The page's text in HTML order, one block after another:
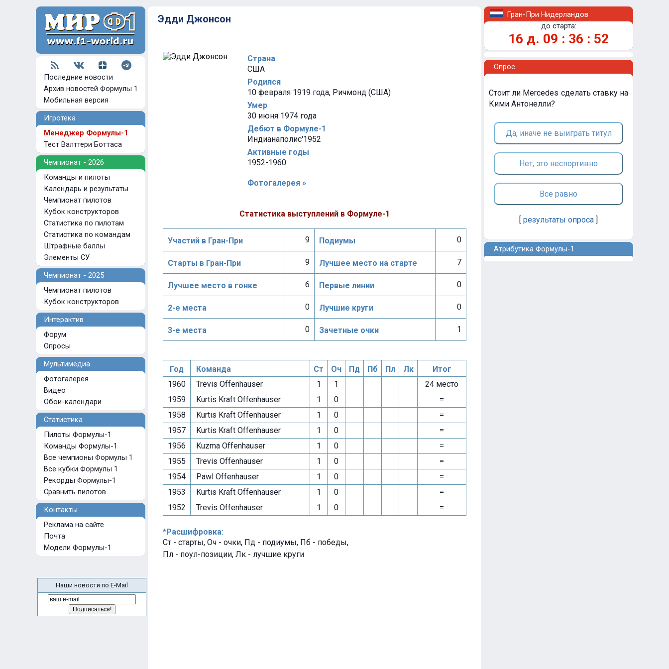
Последние новости
Архив новостей Формулы 1
Мобильная версия
Игротека
Менеджер Формулы-1
Тест Валттери Боттаса
Чемпионат - 2026
Команды и пилоты
Календарь и результаты
Чемпионат пилотов
Кубок конструкторов
Статистика по пилотам
Статистика по командам
Штрафные баллы
Элементы СУ
Чемпионат - 2025
Чемпионат пилотов
Кубок конструкторов
Интерактив
Форум
Опросы
Мультимедиа
Фотогалерея
Видео
Обои-календари
Статистика
Пилоты Формулы-1
Команды Формулы-1
Все чемпионы Формулы 1
Все кубки Формулы 1
Рекорды Формулы-1
Сравнить пилотов
Контакты
Реклама на сайте
Почта
Модели Формулы-1
Наши новости по E-Mail
Эдди Джонсон
Страна
США
Родился
10 февраля 1919 года, Ричмонд (США)
Умер
30 июня 1974 года
Дебют в Формуле-1
Индианаполис'1952
Активные годы
1952-1960
Фотогалерея »
Статистика выступлений в Формуле-1
Участий в Гран-При 9 Подиумы 0
Старты в Гран-При 9 Лучшее место на старте 7
Лучшее место в гонке 6 Первые линии 0
2-е места 0 Лучшие круги 0
3-е места 0 Зачетные очки 1
Год Команда Ст Оч Пд Пб Пл Лк
Итог
1960
Trevis Offenhauser 1 1
24 место
1959
Kurtis Kraft Offenhauser 1 0
=
1958
Kurtis Kraft Offenhauser 1 0
=
1957
Kurtis Kraft Offenhauser 1 0
=
1956
Kuzma Offenhauser 1 0
=
1955
Trevis Offenhauser 1 0
=
1954
Pawl Offenhauser 1 0
=
1953
Kurtis Kraft Offenhauser 1 0
=
1952
Trevis Offenhauser 1 0 =
*Расшифровка:
Ст - старты, Оч - очки, Пд - подиумы, Пб - победы,
Пл - поул-позиции, Лк - лучшие круги
Гран-При Нидерландов
до старта:
16 д. 09 : 36 : 52
Опрос
Стоит ли Mercedes сделать ставку на
Кими Антонелли?
Да, иначе не выиграть титул
Нет, это неспортивно
Все равно
[ результаты опроса ]
Атрибутика Формулы-1